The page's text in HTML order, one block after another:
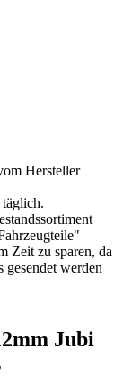
Hersteller
Zeit zu sparen, da
werden
Jubi